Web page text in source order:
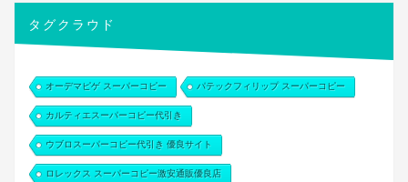
タグクラウド
オーデマピゲ スーパーコピー パテックフィリップ スーパーコピー
カルティエスーパーコピー代引き
ウブロスーパーコピー代引き 優良サイト
ロレックス スーパーコピー激安通販優良店